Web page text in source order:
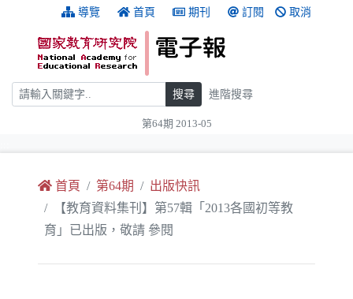
跳到主要內容 導覽 首頁 期刊 訂閱 取消
搜尋 搜尋 進階搜尋
第64期 2013-05
首頁 第64期
出版快訊
【教育資料集刊】第57輯「2013各國初等教
育」已出版，敬請 參閱